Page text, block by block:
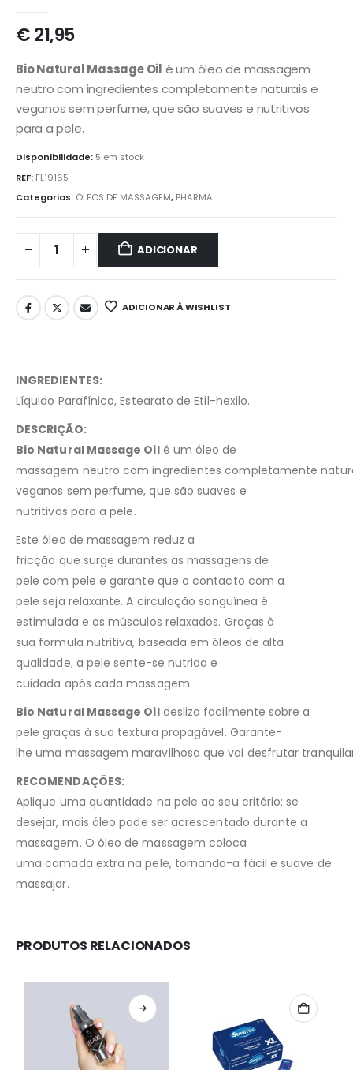
€21,95
Bio Natural Massage Oil é um óleo de massagem
neutro com ingredientes completamente naturais e
veganos sem perfume, que são suaves e nutritivos
para a pele.
Disponibilidade: 5 em stock
REF: FL19165
Categorias: ÓLEOS DE MASSAGEM, PHARMA
ADICIONAR
ADICIONAR À WISHLIST
INGREDIENTES:
Líquido Parafínico, Estearato de Etil-hexilo.
DESCRIÇÃO:
Bio Natural Massage Oilé um óleo de
massagem neutro com ingredientes completamente
veganos sem perfume, que são suaves e
nutritivos para a pele.
Este óleo de massagem reduz a
fricção que surge durantes as massagens de
pele com pele e garante que o contacto com a
pele seja relaxante. A circulação sanguínea é
estimulada e os músculos relaxados. Graças à
sua formula nutritiva, baseada em óleos de alta
qualidade, a pele sente-se nutrida e
cuidada após cada massagem.
Bio Natural Massage Oildesliza facilmente sobre a
pele graças à sua textura propagável. Garante-
lhe uma massagem maravilhosa que vai desfrutar
RECOMENDAÇÕES:
Aplique uma quantidade na pele ao seu critério; se
desejar, mais óleo pode ser acrescentado durante a
massagem. O óleo de massagem coloca
uma camada extra na pele, tornando-a fácil e suave de
massajar.
PRODUTOS RELACIONADOS
Redes Sociais